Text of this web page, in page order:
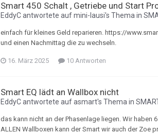
Smart 450 Schalt , Getriebe und Start
EddyCantwortete aufmini-lausi's Thema in
einfach für kleines Geld reparieren. https://
und einen Nachmittag die zu wechseln.
16. März 2025 10 Antworten
Smart EQ lädt an Wallbox nicht
EddyCantwortete aufasmart's Thema in
das kann nicht an der Phasenlage liegen. Wir haben
ALLEN Wallboxen kann der Smart wir auch der Zoe